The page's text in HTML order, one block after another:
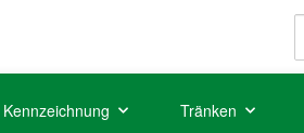
Kennzeichnung Tränken